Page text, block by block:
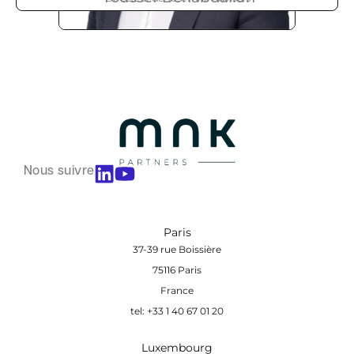
Nous suivre
Paris
37-39 rue Boissière
75116 Paris
France
tel: +33 1 40 67 01 20
Luxembourg